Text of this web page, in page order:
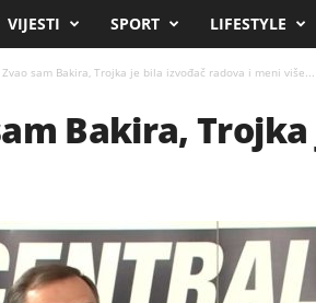
VIJESTI SPORT LIFESTYLE
Zvao sam Bakira, Trojka je bila izvođač radova i meni više...
Bakira,